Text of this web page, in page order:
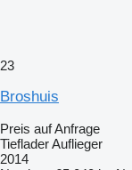
23
Broshuis
Preis auf Anfrage
Tieflader Auflieger
2014